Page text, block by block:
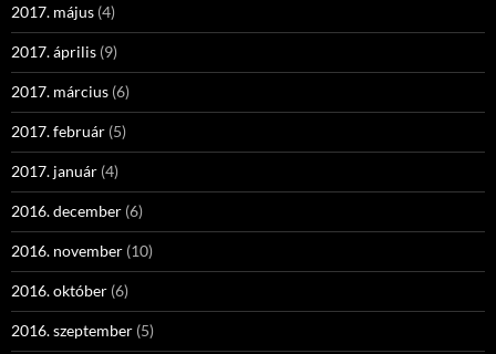
2017. május (4)
2017. április (9)
2017. március (6)
2017. február (5)
2017. január (4)
2016. december (6)
2016. november (10)
2016. október (6)
2016. szeptember (5)